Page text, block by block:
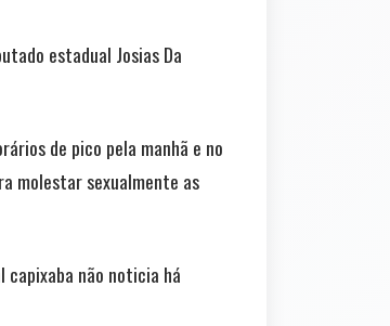
estadual Josias Da
de pico pela manhã e no
molestar sexualmente as
capixaba não noticia há